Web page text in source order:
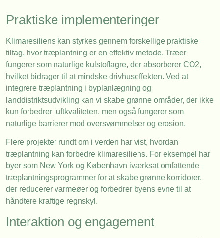
Praktiske implementeringer
Klimaresiliens kan styrkes gennem forskellige praktiske
tiltag, hvor træplantning er en effektiv metode. Træer
fungerer som naturlige kulstoflagre, der absorberer CO2,
hvilket bidrager til at mindske drivhuseffekten. Ved at
integrere træplantning i byplanlægning og
landdistriktsudvikling kan vi skabe grønne områder, der ikke
kun forbedrer luftkvaliteten, men også fungerer som
naturlige barrierer mod oversvømmelser og erosion.
Flere projekter rundt om i verden har vist, hvordan
træplantning kan forbedre klimaresiliens. For eksempel har
byer som New York og København iværksat omfattende
træplantningsprogrammer for at skabe grønne korridorer,
der reducerer varmeøer og forbedrer byens evne til at
håndtere kraftige regnskyl.
Interaktion og engagement